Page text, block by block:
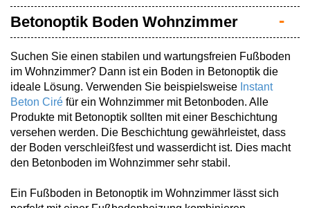
Betonoptik Boden Wohnzimmer
Suchen Sie einen stabilen und wartungsfreien Fußboden
im Wohnzimmer? Dann ist ein Boden in Betonoptik die
ideale Lösung. Verwenden Sie beispielsweise Instant
Beton Ciré für ein Wohnzimmer mit Betonboden. Alle
Produkte mit Betonoptik sollten mit einer Beschichtung
versehen werden. Die Beschichtung gewährleistet, dass
der Boden verschleißfest und wasserdicht ist. Dies macht
den Betonboden im Wohnzimmer sehr stabil.
Ein Fußboden in Betonoptik im Wohnzimmer lässt sich